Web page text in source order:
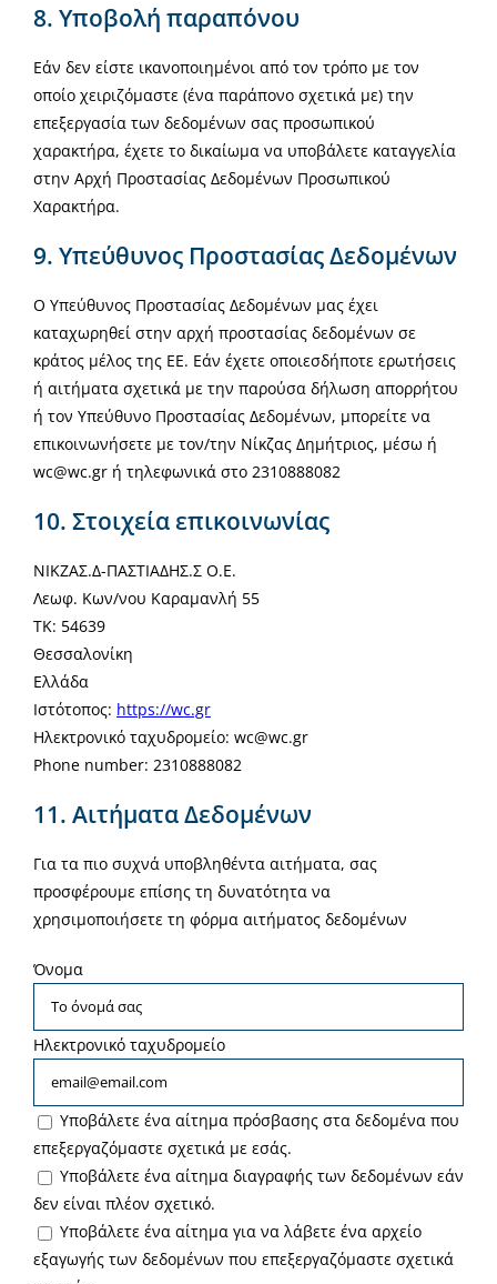
8. Υποβολή παραπόνου
Εάν δεν είστε ικανοποιημένοι από τον τρόπο με τον
οποίο χειριζόμαστε (ένα παράπονο σχετικά με) την
επεξεργασία των δεδομένων σας προσωπικού
χαρακτήρα, έχετε το δικαίωμα να υποβάλετε καταγγελία
στην Αρχή Προστασίας Δεδομένων Προσωπικού
Χαρακτήρα.
9. Υπεύθυνος Προστασίας Δεδομένων
Ο Υπεύθυνος Προστασίας Δεδομένων μας έχει
καταχωρηθεί στην αρχή προστασίας δεδομένων σε
κράτος μέλος της ΕΕ. Εάν έχετε οποιεσδήποτε ερωτήσεις
ή αιτήματα σχετικά με την παρούσα δήλωση απορρήτου
ή τον Υπεύθυνο Προστασίας Δεδομένων, μπορείτε να
επικοινωνήσετε με τον/την Νίκζας Δημήτριος, μέσω ή
wc@wc.gr ή τηλεφωνικά στο 2310888082
10. Στοιχεία επικοινωνίας
ΝΙΚΖΑΣ.Δ-ΠΑΣΤΙΑΔΗΣ.Σ Ο.Ε.
Λεωφ. Κων/νου Καραμανλή 55
ΤΚ: 54639
Θεσσαλονίκη
Ελλάδα
Ιστότοπος: https://wc.gr
Ηλεκτρονικό ταχυδρομείο: wc@wc.gr
Phone number: 2310888082
11. Αιτήματα Δεδομένων
Για τα πιο συχνά υποβληθέντα αιτήματα, σας
προσφέρουμε επίσης τη δυνατότητα να
χρησιμοποιήσετε τη φόρμα αιτήματος δεδομένων
Όνομα
Ηλεκτρονικό ταχυδρομείο
Υποβάλετε ένα αίτημα πρόσβασης στα δεδομένα που
επεξεργαζόμαστε σχετικά με εσάς.
Υποβάλετε ένα αίτημα διαγραφής των δεδομένων εάν
δεν είναι πλέον σχετικό.
Υποβάλετε ένα αίτημα για να λάβετε ένα αρχείο
εξαγωγής των δεδομένων που επεξεργαζόμαστε σχετικά